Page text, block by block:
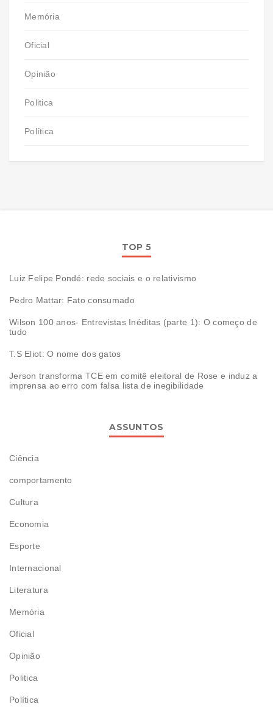
Memória
Oficial
Opinião
Politica
Política
TOP 5
Luiz Felipe Pondé: rede sociais e o relativismo
Pedro Mattar: Fato consumado
Wilson 100 anos- Entrevistas Inéditas (parte 1): O começo de
tudo
T.S Eliot: O nome dos gatos
Jerson transforma TCE em comitê eleitoral de Rose e induz a
imprensa ao erro com falsa lista de inegibilidade
ASSUNTOS
Ciência
comportamento
Cultura
Economia
Esporte
Internacional
Literatura
Memória
Oficial
Opinião
Politica
Política